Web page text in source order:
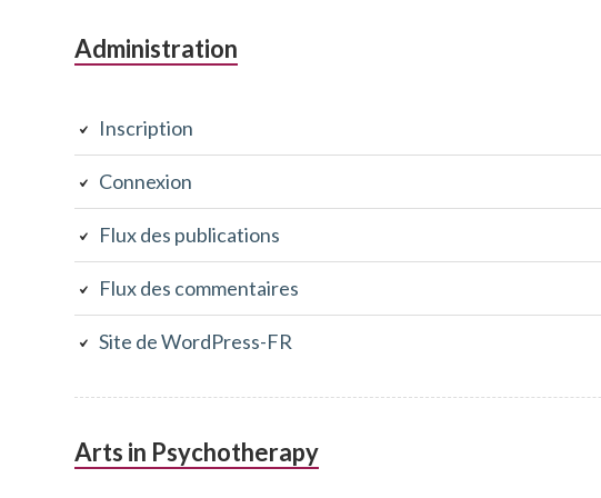
précéden
te
Colonne
subsidiaire
Administration
Inscription
Connexion
Flux des publications
Flux des commentaires
Site de WordPress-FR
Arts in Psychotherapy